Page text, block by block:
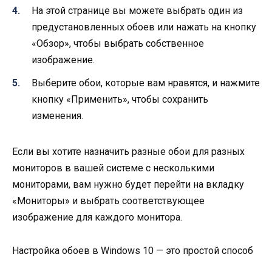
На этой странице вы можете выбрать один из
предустановленных обоев или нажать на кнопку
«Обзор», чтобы выбрать собственное
изображение.
Выберите обои, которые вам нравятся, и нажмите
кнопку «Применить», чтобы сохранить
изменения.
Если вы хотите назначить разные обои для разных
мониторов в вашей системе с несколькими
мониторами, вам нужно будет перейти на вкладку
«Мониторы» и выбрать соответствующее
изображение для каждого монитора.
Настройка обоев в Windows 10 — это простой способ